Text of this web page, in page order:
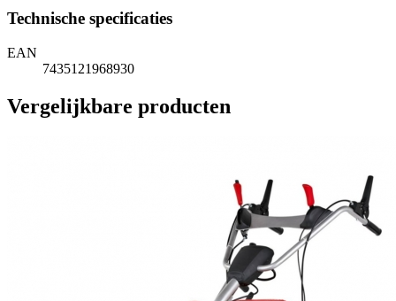
Technische specificaties
EAN
7435121968930
Vergelijkbare producten